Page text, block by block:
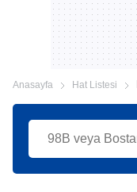
Anasayfa Hat Listesi